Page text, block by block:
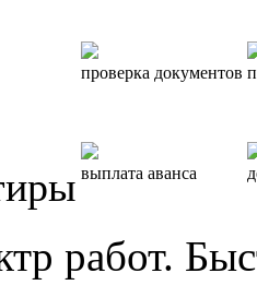
проверка документов
выплата аванса
работ.